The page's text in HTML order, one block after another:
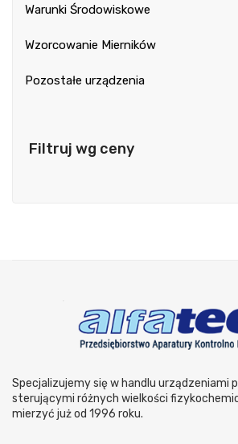
Warunki Środowiskowe
Wzorcowanie Mierników
Pozostałe urządzenia
Filtruj wg ceny
Specjalizujemy się w handlu urządzeniami
sterującymi różnych wielkości
mierzyć już od 1996 roku.